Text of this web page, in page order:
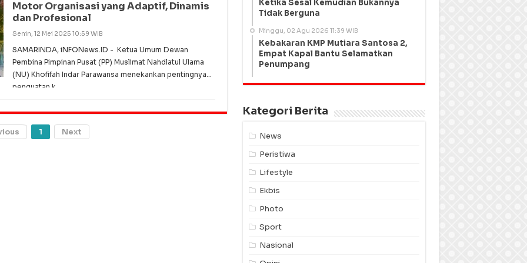
Motor Organisasi yang Adaptif, Dinamis
dan Profesional
Senin, 12 Mei 2025 10:59 WIB
SAMARINDA, iNFONews.ID - Ketua Umum Dewan
Pembina Pimpinan Pusat (PP) Muslimat Nahdlatul Ulama
(NU) Khofifah Indar Parawansa menekankan pentingnya
penguatan k
1 Next
Ketika Sesal Kemudian Bukannya
Tidak Berguna
Minggu, 02 Agu 2026 11:39 WIB
Kebakaran KMP Mutiara Santosa 2,
Empat Kapal Bantu Selamatkan
Penumpang
Kategori Berita
News
Peristiwa
Lifestyle
Ekbis
Photo
Sport
Nasional